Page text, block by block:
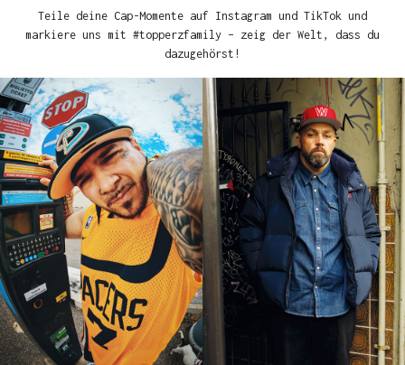
Teile deine Cap-Momente auf Instagram und TikTok und
markiere uns mit #topperzfamily – zeig der Welt, dass du
dazugehörst!